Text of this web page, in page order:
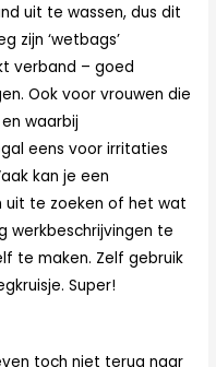
uit te wassen, dus dit
zijn ‘wetbags’
verband – goed
Ook voor vrouwen die
waarbij
eens voor irritaties
kan je een
te zoeken of het wat
werkbeschrijvingen te
te maken. Zelf gebruik
Super!
toch niet terug naar